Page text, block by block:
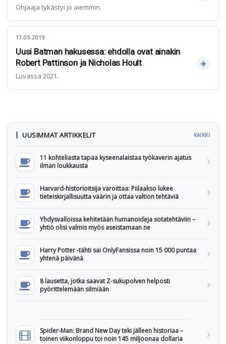
Ohjaaja tykästyi jo aiemmin.
17.05.2019
Uusi Batman hakusessa: ehdolla ovat ainakin
Robert Pattinson ja Nicholas Hoult
Luvassa 2021.
UUSIMMAT ARTIKKELIT KAIKKI
11 kohteliasta tapaa kyseenalaistaa työkaverin ajatus
ilman loukkausta
Harvard-historioitsija varoittaa: Piilaakso lukee
tieteiskirjallisuutta väärin ja ottaa valtion tehtäviä
Yhdysvalloissa kehitetään humanoideja sotatehtäviin –
yhtiö olisi valmis myös aseistamaan ne
Harry Potter -tähti sai OnlyFansissa noin 15 000 puntaa
yhtenä päivänä
8 lausetta, jotka saavat Z-sukupolven helposti
pyörittelemään silmiään
Spider-Man: Brand New Day teki jälleen historiaa –
toinen viikonloppu toi noin 145 miljoonaa dollaria